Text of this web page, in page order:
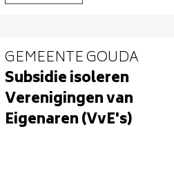
GEMEENTE GOUDA
Subsidie isoleren
Verenigingen van
Eigenaren (VvE's)